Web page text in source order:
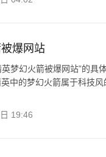
爆网站
梦幻火箭被爆网站”的具
中的梦幻火箭属于科技
19:46